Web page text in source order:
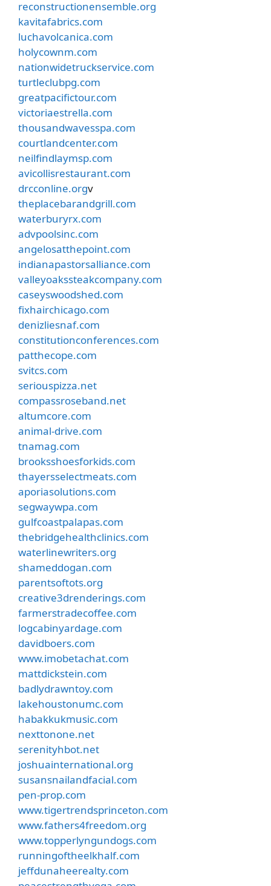
reconstructionensemble.org
kavitafabrics.com
luchavolcanica.com
holycownm.com
nationwidetruckservice.com
turtleclubpg.com
greatpacifictour.com
victoriaestrella.com
thousandwavesspa.com
courtlandcenter.com
neilfindlaymsp.com
avicollisrestaurant.com
drcconline.orgv
theplacebarandgrill.com
waterburyrx.com
advpoolsinc.com
angelosatthepoint.com
indianapastorsalliance.com
valleyoakssteakcompany.com
caseyswoodshed.com
fixhairchicago.com
denizliesnaf.com
constitutionconferences.com
patthecope.com
svitcs.com
seriouspizza.net
compassroseband.net
altumcore.com
animal-drive.com
tnamag.com
brooksshoesforkids.com
thayersselectmeats.com
aporiasolutions.com
segwaywpa.com
gulfcoastpalapas.com
thebridgehealthclinics.com
waterlinewriters.org
shameddogan.com
parentsoftots.org
creative3drenderings.com
farmerstradecoffee.com
logcabinyardage.com
davidboers.com
www.imobetachat.com
mattdickstein.com
badlydrawntoy.com
lakehoustonumc.com
habakkukmusic.com
nexttonone.net
serenityhbot.net
joshuainternational.org
susansnailandfacial.com
pen-prop.com
www.tigertrendsprinceton.com
www.fathers4freedom.org
www.topperlyngundogs.com
runningoftheelkhalf.com
jeffdunaheerealty.com